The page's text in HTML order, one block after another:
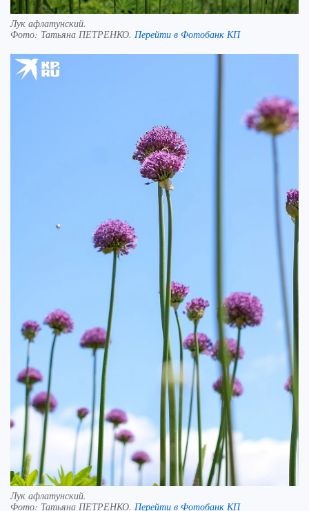
Лук афлатунский.
Фото: Татьяна ПЕТРЕНКО. Перейти в Фотобанк КП
Лук афлатунский.
Фото: Татьяна ПЕТРЕНКО. Перейти в Фотобанк КП